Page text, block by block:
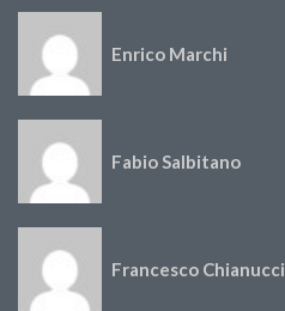
Enrico Marchi
Fabio Salbitano
Francesco Chianucci